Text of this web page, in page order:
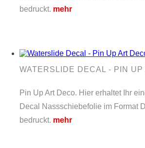
bedruckt. mehr
WATERSLIDE DECAL - PIN UP
Pin Up Art Deco. Hier erhaltet Ihr
Decal Nassschiebefolie im Format
bedruckt. mehr